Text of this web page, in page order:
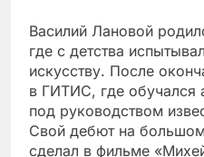
Василий Лановой
где с детства
искусству. После
в ГИТИС, где обучался
под руководством
Свой дебют на
сделал в фильме